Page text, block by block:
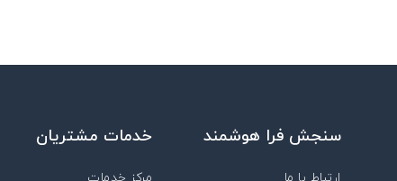
سنجش فرا هوشمند خدمات مشتریان